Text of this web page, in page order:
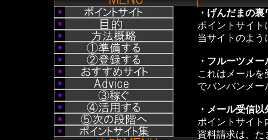
・げんだまの裏
ポイントサイト
当サイトのよう
・フルーツメ
これはメール
でバンバンメー
・メール受信
ポイントサイト
資料請求は、た